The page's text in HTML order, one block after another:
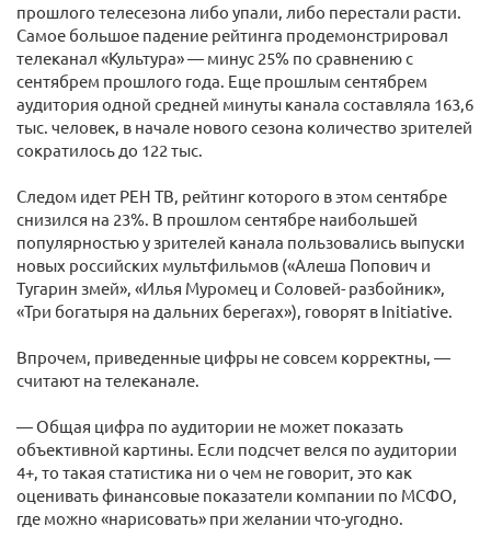
прошлого телесезона либо упали, либо перестали расти.
Самое большое падение рейтинга продемонстрировал
телеканал «Культура» — минус 25% по сравнению с
сентябрем прошлого года. Еще прошлым сентябрем
аудитория одной средней минуты канала составляла 163,6
тыс. человек, в начале нового сезона количество зрителей
сократилось до 122 тыс.
Следом идет РЕН ТВ, рейтинг которого в этом сентябре
снизился на 23%. В прошлом сентябре наибольшей
популярностью у зрителей канала пользовались выпуски
новых российских мультфильмов («Алеша Попович и
Тугарин змей», «Илья Муромец и Соловей- разбойник»,
«Три богатыря на дальних берегах»), говорят в Initiative.
Впрочем, приведенные цифры не совсем корректны, —
считают на телеканале.
— Общая цифра по аудитории не может показать
объективной картины. Если подсчет велся по аудитории
4+, то такая статистика ни о чем не говорит, это как
оценивать финансовые показатели компании по МСФО,
где можно «нарисовать» при желании что-угодно.